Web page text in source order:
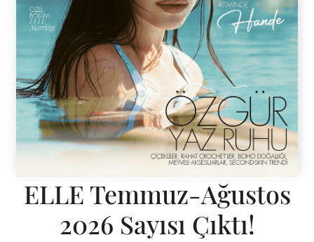
ELLE Temmuz-Ağustos
2026 Sayısı Çıktı!